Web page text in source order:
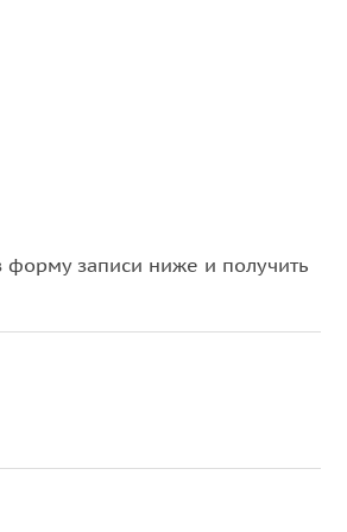
записи ниже и получить